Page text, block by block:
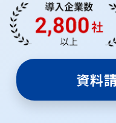
資料